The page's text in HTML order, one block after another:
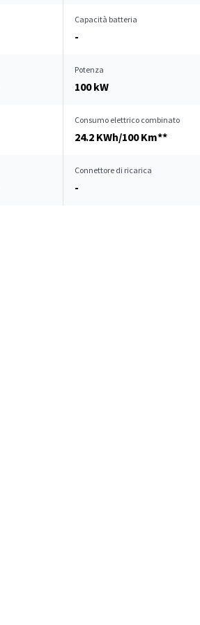
Capacità batteria
-
Potenza
100 kW
Consumo elettrico combinato
24.2 KWh/100 Km**
Connettore di ricarica
-